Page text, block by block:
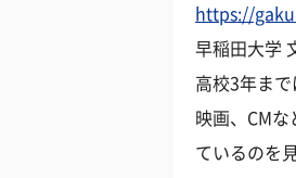
https://
早稲田大学
高校3年まで
映画、CM
ているのを